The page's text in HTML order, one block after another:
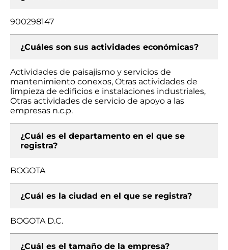
900298147
¿Cuáles son sus actividades económicas?
Actividades de paisajismo y servicios de
mantenimiento conexos, Otras actividades de
limpieza de edificios e instalaciones industriales,
Otras actividades de servicio de apoyo a las
empresas n.c.p.
¿Cuál es el departamento en el que se
registra?
BOGOTA
¿Cuál es la ciudad en el que se registra?
BOGOTA D.C.
¿Cuál es el tamaño de la empresa?